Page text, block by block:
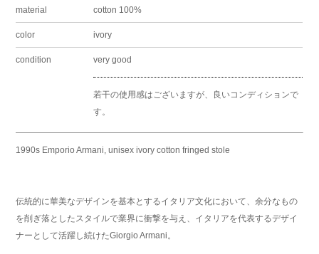
material cotton 100%
color ivory
condition very good
若干の使用感はございますが、良いコンディションで
す。
1990s Emporio Armani, unisex ivory cotton fringed stole
伝統的に華美なデザインを基本とするイタリア文化において、余分なもの
を削ぎ落としたスタイルで業界に衝撃を与え、イタリアを代表するデザイ
ナーとして活躍し続けたGiorgio Armani。